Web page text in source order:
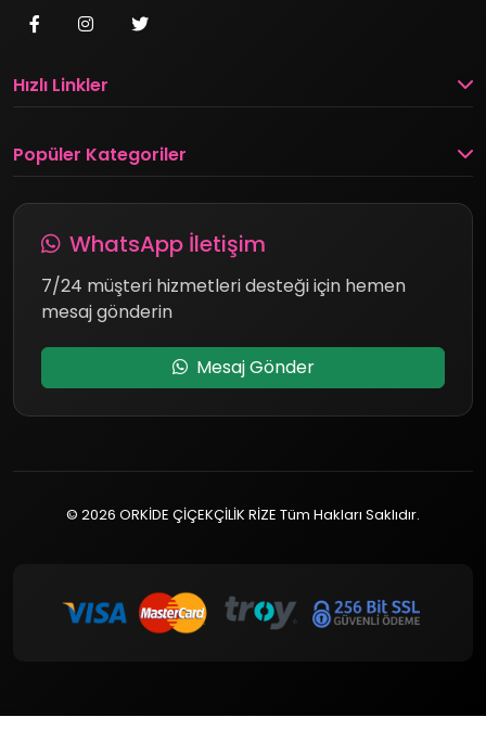
Hızlı Linkler
Popüler Kategoriler
WhatsApp İletişim
7/24 müşteri hizmetleri desteği için hemen
mesaj gönderin
Mesaj Gönder
© 2026 ORKİDE ÇİÇEKÇİLİK RİZE Tüm Hakları Saklıdır.